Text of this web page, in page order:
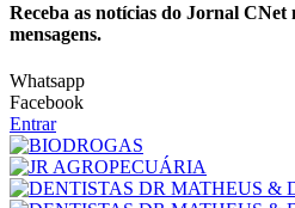
Receba as notícias do Jornal CNet
mensagens.
Whatsapp
Facebook
Entrar